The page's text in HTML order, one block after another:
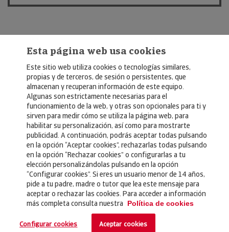
© Copyright 2026, Crédito y Caución
Aviso Legal
Política de Privacidad
RGPD
Política de Cookies
Seguros
Noticias
Esta página web usa cookies
Este sitio web utiliza cookies o tecnologías similares,
propias y de terceros, de sesión o persistentes, que
almacenan y recuperan información de este equipo.
Algunas son estrictamente necesarias para el
funcionamiento de la web, y otras son opcionales para ti y
sirven para medir cómo se utiliza la página web, para
habilitar su personalización, así como para mostrarte
publicidad. A continuación, podrás aceptar todas pulsando
en la opción “Aceptar cookies”, rechazarlas todas pulsando
en la opción “Rechazar cookies” o configurarlas a tu
elección personalizándolas pulsando en la opción
“Configurar cookies”. Si eres un usuario menor de 14 años,
pide a tu padre, madre o tutor que lea este mensaje para
aceptar o rechazar las cookies. Para acceder a información
más completa consulta nuestra
Política de cookies
Configurar cookies Aceptar cookies